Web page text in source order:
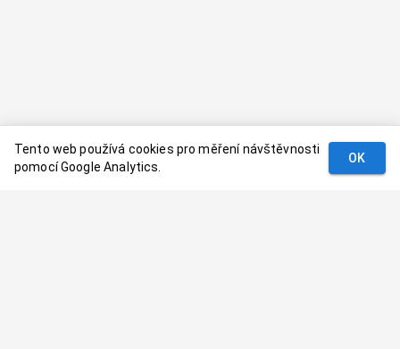
Tento web používá cookies pro měření návštěvnosti
pomocí Google Analytics.
OK